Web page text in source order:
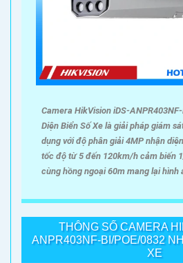
Camera HikVision iDS-
Diện Biển Số Xe là giải pháp giám
dụng với độ phân giải 4MP nhận
tốc độ từ 5 đến 120km/h cảm biến
cùng hồng ngoại 60m mang lại hình
THÔNG SỐ CAMERA
ANPR403NF-BI/POE/0832
XE